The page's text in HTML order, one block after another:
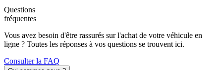
Questions
fréquentes
Vous avez besoin d'être rassurés sur l'achat de votre véhicule en
ligne ? Toutes les réponses à vos questions se trouvent ici.
Consulter la FAQ